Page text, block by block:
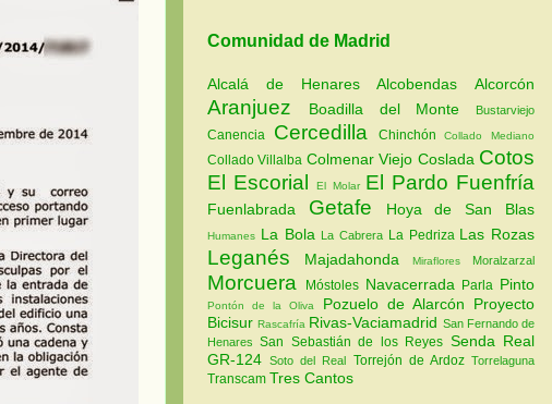
Comunidad de Madrid
Alcalá de HenaresAlcobendas Alcorcón
Aranjuez Boadilla del Monte Bustarviejo
Canencia Cercedilla ChinchónCollado Mediano
Collado Villalba Colmenar Viejo Coslada Cotos
El EscorialEl Molar El Pardo Fuenfría
Fuenlabrada Getafe Hoya de San Blas
Humanes La Bola La Cabrera La Pedriza Las Rozas
Leganés Majadahonda Miraflores Moralzarzal
Morcuera Móstoles Navacerrada Parla Pinto
Pontón de la Oliva Pozuelo de Alarcón Proyecto
BicisurRascafría Rivas-Vaciamadrid San Fernando de
HenaresSan Sebastián de los Reyes Senda Real
GR-124Soto del Real Torrejón de ArdozTorrelaguna
Transcam Tres Cantos